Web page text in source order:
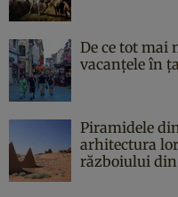
De ce tot mai
vacanțele în
Piramidele
arhitectura
războiului din